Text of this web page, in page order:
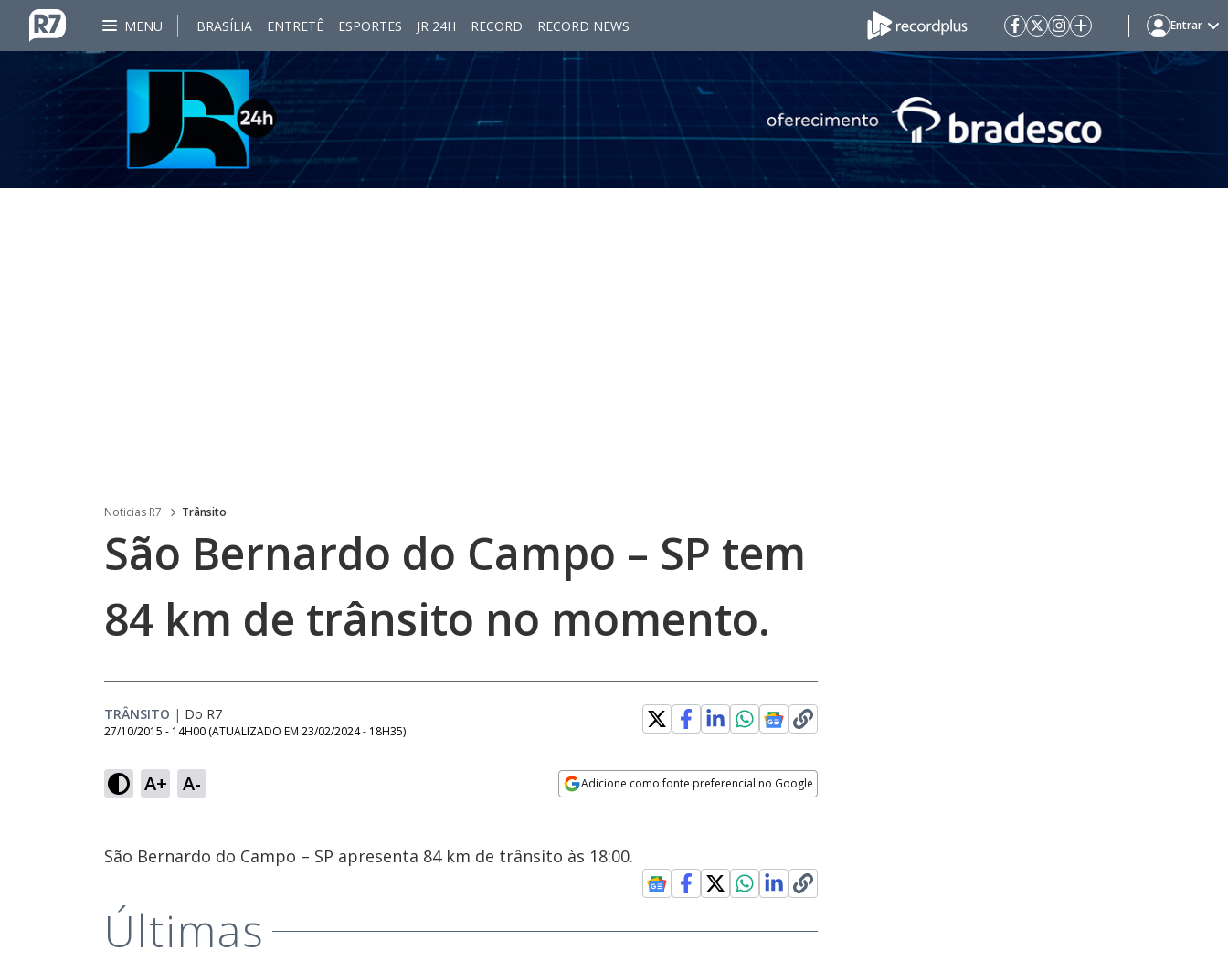
MENU BRASÍLIA ENTRETÊ ESPORTES JR 24H RECORD RECORD NEWS Entrar
Noticias R7 Trânsito
São Bernardo do Campo – SP tem
84 km de trânsito no momento.
TRÂNSITO | Do R7
27/10/2015 - 14H00 (ATUALIZADO EM 23/02/2024 - 18H35)
A+ A- Adicione como fonte preferencial no Google
São Bernardo do Campo – SP apresenta 84 km de trânsito às 18:00.
Últimas